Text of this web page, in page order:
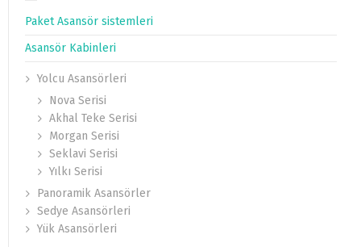
Paket Asansör sistemleri
Asansör Kabinleri
Yolcu Asansörleri
Nova Serisi
Akhal Teke Serisi
Morgan Serisi
Seklavi Serisi
Yılkı Serisi
Panoramik Asansörler
Sedye Asansörleri
Yük Asansörleri